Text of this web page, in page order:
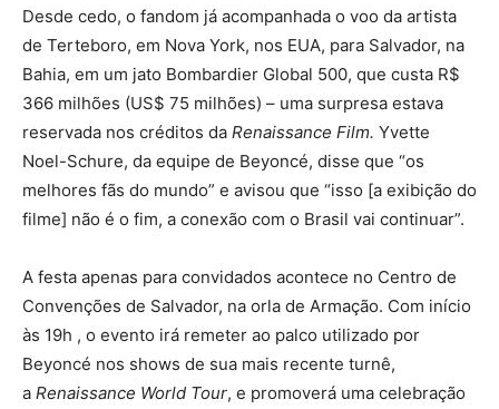
Desde cedo, o fandom já acompanhada o voo da artista
de Terteboro, em Nova York, nos EUA, para Salvador, na
Bahia, em um jato Bombardier Global 500, que custa R$
366 milhões (US$ 75 milhões) – uma surpresa estava
reservada nos créditos da Renaissance Film. Yvette
Noel-Schure, da equipe de Beyoncé, disse que “os
melhores fãs do mundo” e avisou que “isso [a exibição do
filme] não é o fim, a conexão com o Brasil vai continuar”.
A festa apenas para convidados acontece no Centro de
Convenções de Salvador, na orla de Armação. Com início
às 19h , o evento irá remeter ao palco utilizado por
Beyoncé nos shows de sua mais recente turnê,
a Renaissance World Tour, e promoverá uma celebração